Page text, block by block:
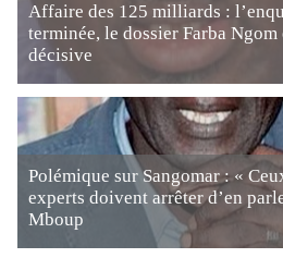
Affaire des 125 milliards :
terminée, le dossier Farba Ngom
décisive
Polémique sur Sangomar : «
experts doivent arrêter d’en
Mboup